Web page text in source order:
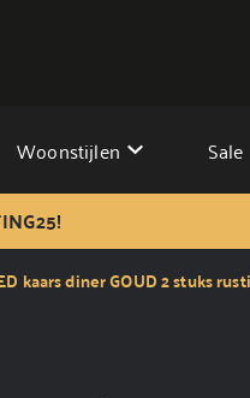
Woonstijlen Sale
kaars diner GOUD 2 stuks